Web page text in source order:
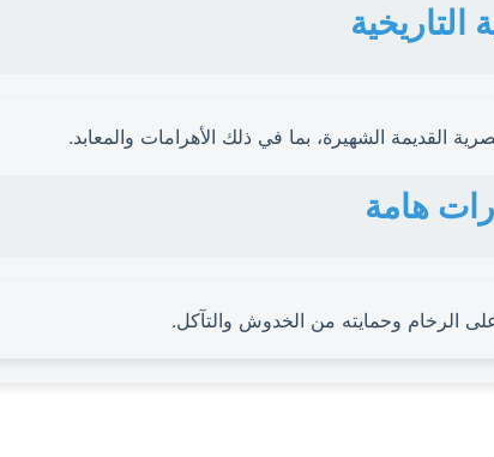
التاريخية
القديمة الشهيرة، بما في ذلك الأهرامات والمعابد.
هامة
الرخام وحمايته من الخدوش والتآكل.